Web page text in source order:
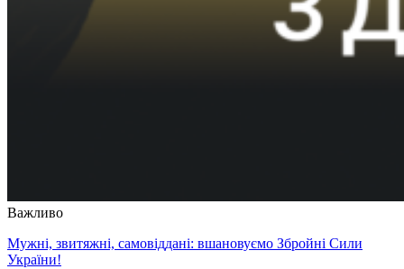
Важливо
Мужні, звитяжні, самовіддані: вшановуємо Збройні Сили
України!